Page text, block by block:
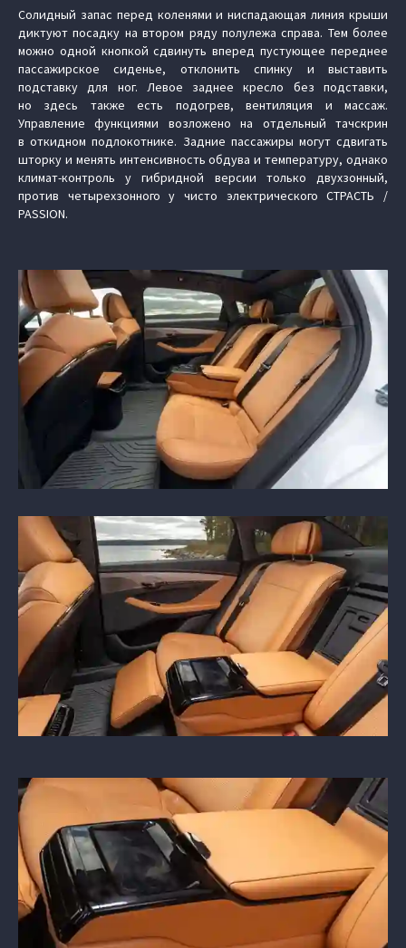
Солидный запас перед коленями и ниспадающая линия крыши
диктуют посадку на втором ряду полулежа справа. Тем более
можно одной кнопкой сдвинуть вперед пустующее переднее
пассажирское сиденье, отклонить спинку и выставить
подставку для ног. Левое заднее кресло без подставки,
но здесь также есть подогрев, вентиляция и массаж.
Управление функциями возложено на отдельный тачскрин
в откидном подлокотнике. Задние пассажиры могут сдвигать
шторку и менять интенсивность обдува и температуру, однако
климат-контроль у гибридной версии только двухзонный,
против четырехзонного у чисто электрического СТРАСТЬ /
PASSION.